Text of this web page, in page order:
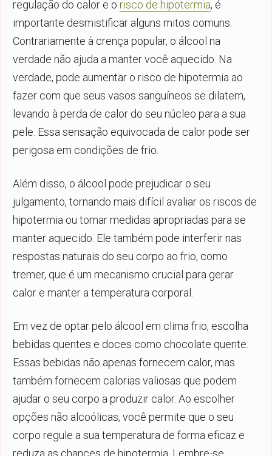
regulação do calor e o risco de hipotermia, é
importante desmistificar alguns mitos comuns.
Contrariamente à crença popular, o álcool na
verdade não ajuda a manter você aquecido. Na
verdade, pode aumentar o risco de hipotermia ao
fazer com que seus vasos sanguíneos se dilatem,
levando à perda de calor do seu núcleo para a sua
pele. Essa sensação equivocada de calor pode ser
perigosa em condições de frio.
Além disso, o álcool pode prejudicar o seu
julgamento, tornando mais difícil avaliar os riscos de
hipotermia ou tomar medidas apropriadas para se
manter aquecido. Ele também pode interferir nas
respostas naturais do seu corpo ao frio, como
tremer, que é um mecanismo crucial para gerar
calor e manter a temperatura corporal.
Em vez de optar pelo álcool em clima frio, escolha
bebidas quentes e doces como chocolate quente.
Essas bebidas não apenas fornecem calor, mas
também fornecem calorias valiosas que podem
ajudar o seu corpo a produzir calor. Ao escolher
opções não alcoólicas, você permite que o seu
corpo regule a sua temperatura de forma eficaz e
reduza as chances de hipotermia. Lembre-se,